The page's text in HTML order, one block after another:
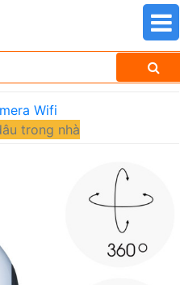
Wifi
trong nhà